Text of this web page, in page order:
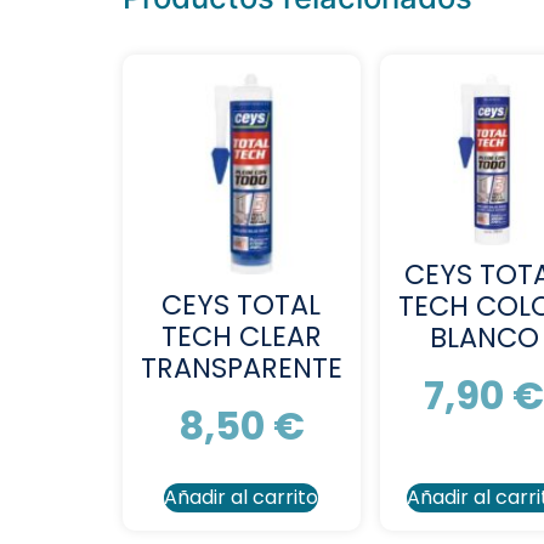
CEYS TOTAL
TECH CLEAR
TRANSPARENTE
8,50 €
Añadir al carrito
CEYS
TECH
BLANCO
7,90 €
Añadir al